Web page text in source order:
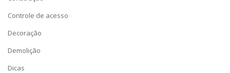
Controle de acesso
Decoração
Demolição
Dicas